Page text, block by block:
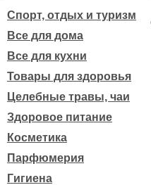
Спорт, отдых и туризм
Все для дома
Все для кухни
Товары для здоровья
Целебные травы, чаи
Здоровое питание
Косметика
Парфюмерия
Гигиена